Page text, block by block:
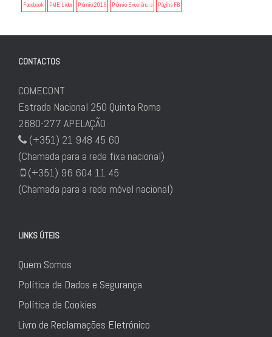
Facebook PME Lider Prémio 2019 Prémio Excelência Página FB
CONTACTOS
COMECONT
Estrada Nacional 250 Quinta Roma
2680-277 APELAÇÃO
(+351) 21 948 45 60
(Chamada para a rede fixa nacional)
(+351) 96 604 11 45
(Chamada para a rede móvel nacional)
LINKS ÚTEIS
Quem Somos
Política de Dados e Segurança
Política de Cookies
Livro de Reclamações Eletrónico